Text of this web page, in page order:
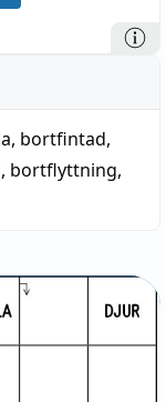
, bortfintad,
, bortflyttning,